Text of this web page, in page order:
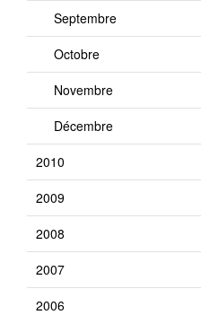
Septembre
Octobre
Novembre
Décembre
2010
2009
2008
2007
2006